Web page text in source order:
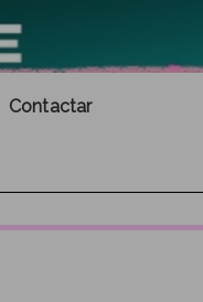
Contactar